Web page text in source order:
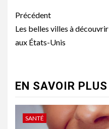
Navigation
d’article
Précédent
Les belles villes à découvrir
aux États-Unis
EN SAVOIR PLUS
SANTÉ